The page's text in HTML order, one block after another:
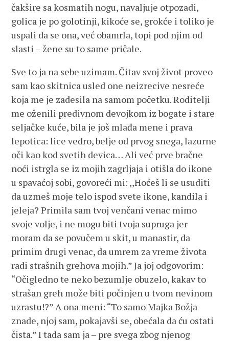
čakšire sa kosmatih nogu, navaljuje otpozadi,
golica je po golotinji, kikoće se, grokće i toliko je
uspali da se ona, već obamrla, topi pod njim od
slasti – žene su to same pričale.
Sve to ja na sebe uzimam. Čitav svoj život proveo
sam kao skitnica usled one neizrecive nesreće
koja me je zadesila na samom početku. Roditelji
me oženili predivnom devojkom iz bogate i stare
seljačke kuće, bila je još mlađa mene i prava
lepotica: lice vedro, belje od prvog snega, lazurne
oči kao kod svetih devica… Ali već prve bračne
noći istrgla se iz mojih zagrljaja i otišla do ikone
u spavaćoj sobi, govoreći mi: ,,Hoćeš li se usuditi
da uzmeš moje telo ispod svete ikone, kandila i
jeleja? Primila sam tvoj venčani venac mimo
svoje volje, i ne mogu biti tvoja supruga jer
moram da se povučem u skit, u manastir, da
primim drugi venac, da umrem za vreme života
radi strašnih grehova mojih.” Ja joj odgovorim:
“Očigledno te neko bezumlje obuzelo, kakav to
strašan greh može biti počinjen u tvom nevinom
uzrastu!?” A ona meni: “To samo Majka Božja
znade, njoj sam, pokajavši se, obećala da ću ostati
čista.” I tada sam ja – pre svega zbog njenog